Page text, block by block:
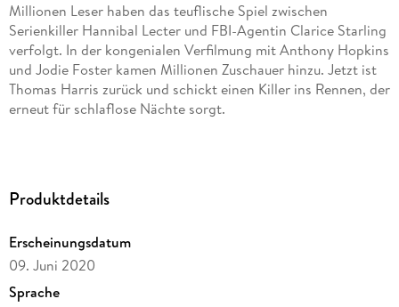
Millionen Leser haben das teuflische Spiel zwischen
Serienkiller Hannibal Lecter und FBI-Agentin Clarice Starling
verfolgt. In der kongenialen Verfilmung mit Anthony Hopkins
und Jodie Foster kamen Millionen Zuschauer hinzu. Jetzt ist
Thomas Harris zurück und schickt einen Killer ins Rennen, der
erneut für schlaflose Nächte sorgt.
gewöhnt. Denn wenn sie das Monster in ihm erkennen, ist es
junge Frau hat keine Angst vor dem Grauen und wagt es, dem
Dämon ins Auge zu blicken.
Produktdetails
Erscheinungsdatum
09. Juni 2020
Sprache